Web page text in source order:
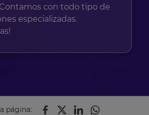
con todo tipo de
especializadas.
página: